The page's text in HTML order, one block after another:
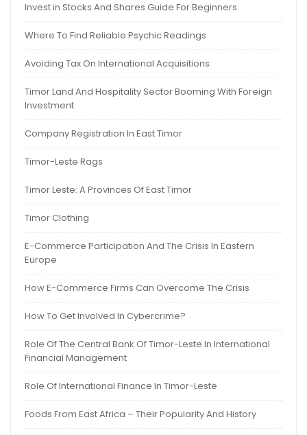
Invest in Stocks And Shares Guide For Beginners
Where To Find Reliable Psychic Readings
Avoiding Tax On International Acquisitions
Timor Land And Hospitality Sector Booming With Foreign
Investment
Company Registration In East Timor
Timor-Leste Rags
Timor Leste: A Provinces Of East Timor
Timor Clothing
E-Commerce Participation And The Crisis In Eastern
Europe
How E-Commerce Firms Can Overcome The Crisis
How To Get Involved In Cybercrime?
Role Of The Central Bank Of Timor-Leste In International
Financial Management
Role Of International Finance In Timor-Leste
Foods From East Africa – Their Popularity And History